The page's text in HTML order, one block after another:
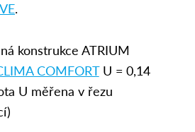
.
konstrukce ATRIUM
COMFORTU = 0,14
U měřena v řezu